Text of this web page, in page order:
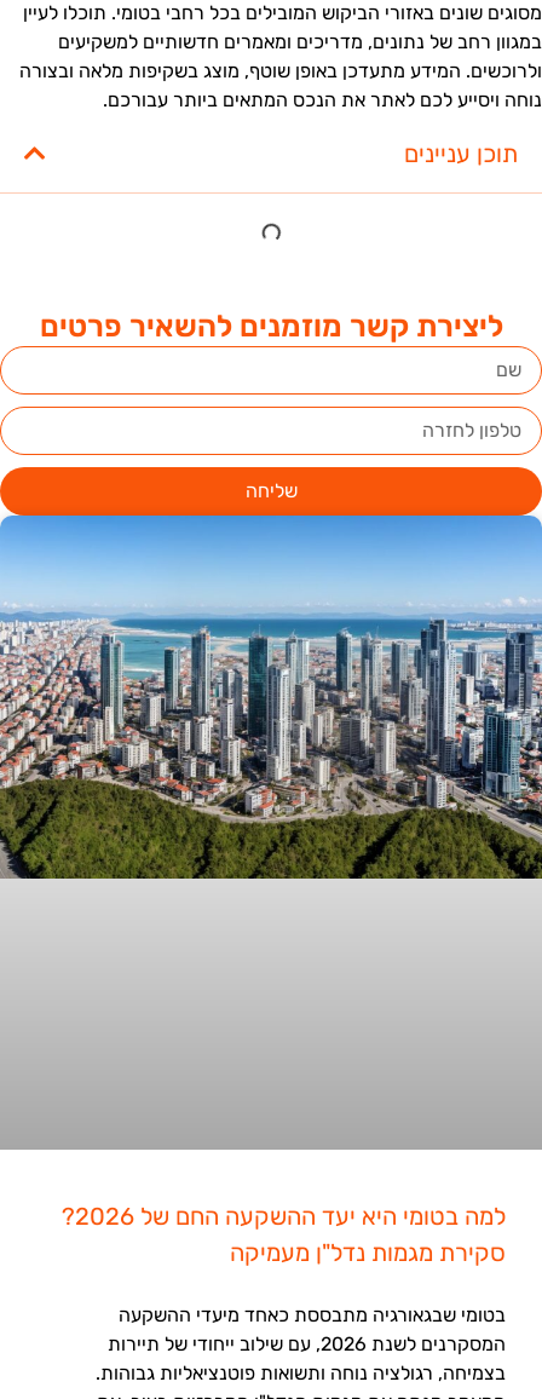
ליצירת קשר מוזמנים להשאיר פרטים
שליחה
למה בטומי היא יעד ההשקעה החם של 2026?
סקירת מגמות נדל"ן מעמיקה
בטומי שבגאורגיה מתבססת כאחד מיעדי ההשקעה
המסקרנים לשנת 2026, עם שילוב ייחודי של תיירות
בצמיחה, רגולציה נוחה ותשואות פוטנציאליות גבוהות.
שונים באזורי הביקוש המובילים בכל רחבי בטומי. תוכלו לעיין
רחב של נתונים, מדריכים ומאמרים חדשותיים למשקיעים
המידע מתעדכן באופן שוטף, מוצג בשקיפות מלאה ובצורה
ויסייע לכם לאתר את הנכס המתאים ביותר עבורכם.
תוכן עניינים